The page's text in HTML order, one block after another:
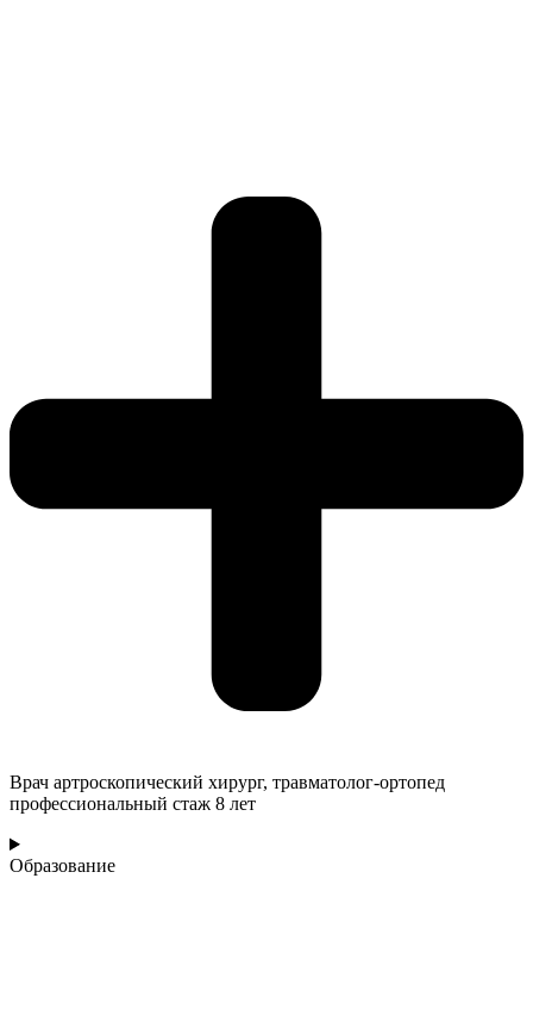
Врач артроскопический хирург, травматолог-ортопед
профессиональный стаж 8 лет
Образование